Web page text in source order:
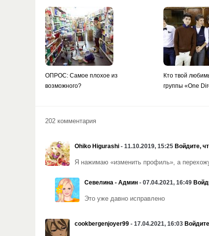
ОПРОС: Самое плохое из
возможного?
Кто твой
группы «One
202 комментария
Ohiko Higurashi - 11.10.2019, 15:25 Войдите,
Я нажимаю «изменить профиль», а
Севелина - Админ - 07.04.2021, 16:49
Это уже давно исправлено
cookbergenjoyer99 - 17.04.2021, 16:03